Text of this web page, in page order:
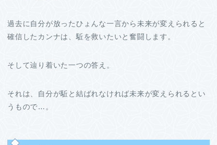
過去に自分が放ったひょんな一言から未来が変えられると
確信したカンナは、駈を救いたいと奮闘します。
そして辿り着いた一つの答え。
それは、自分が駈と結ばれなければ未来が変えられるとい
うもので…。